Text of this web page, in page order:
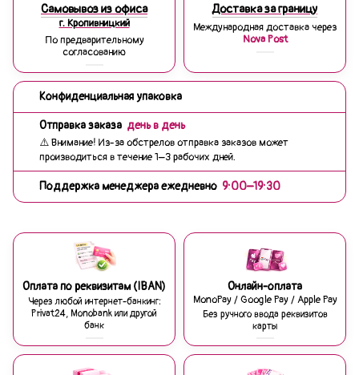
Самовывоз из офиса
г. Кропивницкий
По предварительному
согласованию
Доставка за границу
Международная доставка через
Nova Post
Конфиденциальная упаковка
Отправка заказа день в день
⚠️ Внимание! Из-за обстрелов отправка заказов может
производиться в течение 1–3 рабочих дней.
Поддержка менеджера ежедневно 9:00–19:30
Оплата по реквизитам (IBAN)
Через любой интернет-банкинг:
Privat24, Monobank или другой
банк
Онлайн-оплата
MonoPay / Google Pay / Apple Pay
Без ручного ввода реквизитов
карты